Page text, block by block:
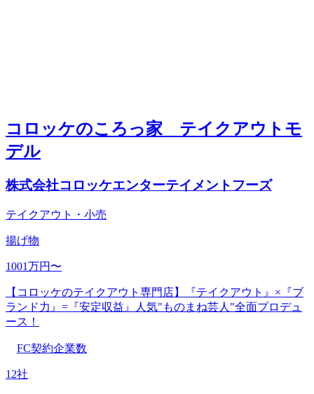
コロッケのころっ家 テイクアウトモ
デル
株式会社コロッケエンターテイメントフーズ
テイクアウト・小売
揚げ物
1001万円〜
【コロッケのテイクアウト専門店】『テイクアウト』×『ブ
ランド力』=『安定収益』人気"ものまね芸人"全面プロデュ
ース！
FC契約企業数
12社